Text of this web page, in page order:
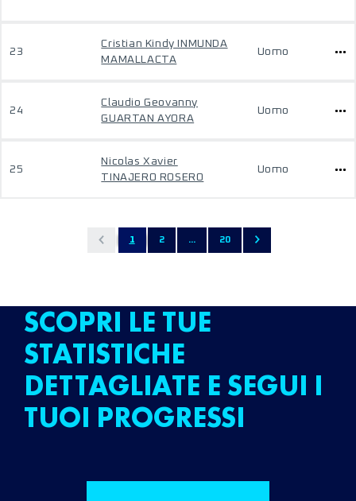
23
Cristian Kindy INMUNDA
MAMALLACTA
Uomo
24
Claudio Geovanny
GUARTAN AYORA
Uomo
25
Nicolas Xavier
TINAJERO ROSERO
Uomo
1 2 ... 20
SCOPRI LE TUE
STATISTICHE
DETTAGLIATE E SEGUI I
TUOI PROGRESSI